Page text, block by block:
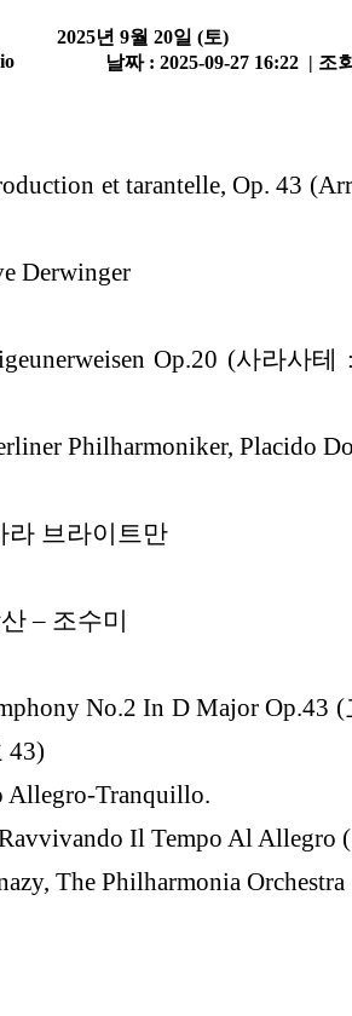
2025년 9월 20일 (토)
날짜 : 2025-09-27 16:22 | 조
et tarantelle, Op. 43
Derwinger
Op.20 (사라사
Philharmoniker, Placido
라 브라이트만
– 조수미
No.2 In D Major Op.43
43)
Allegro-Tranquillo.
Il Tempo Al Allegro
The Philharmonia Orchestra